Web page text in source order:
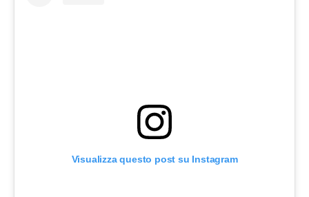
Visualizza questo post su Instagram